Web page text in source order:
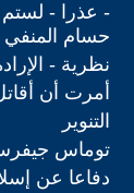
- عذرا -
حسام المنفي
نظرية -
أمرت أن
التنوير
توماس
دفاعا عن